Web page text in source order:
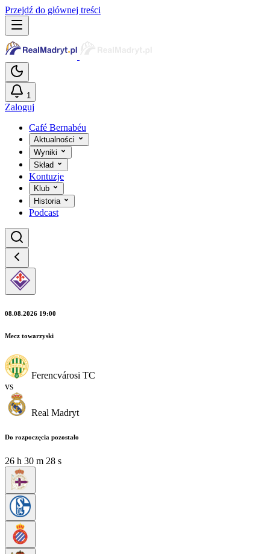
Przejdź do głównej treści
1
Zaloguj
Café Bernabéu
Aktualności
Wyniki
Skład
Kontuzje
Klub
Historia
Podcast
08.08.2026 19:00
Mecz towarzyski
Ferencvárosi TC
vs
Real Madryt
Do rozpoczęcia pozostało
26 h 30 m 26 s